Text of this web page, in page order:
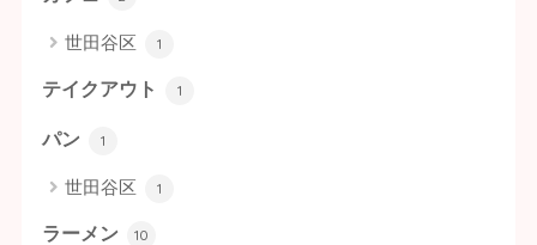
世田谷区 1
テイクアウト 1
パン 1
世田谷区 1
ラーメン 10